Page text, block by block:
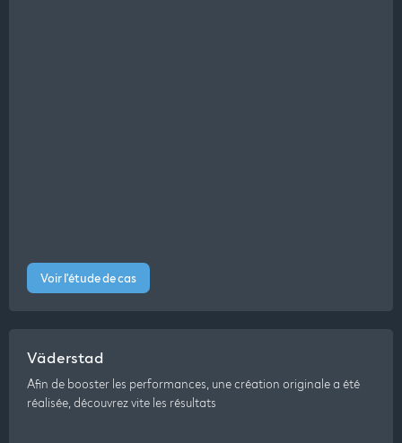
Voir l'étude de cas
Väderstad
Afin de booster les performances, une création originale a été
réalisée, découvrez vite les résultats